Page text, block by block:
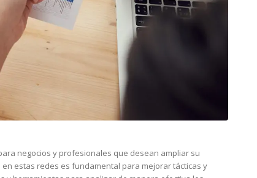
negocios y profesionales que desean ampliar su
estas redes es fundamental para mejorar tácticas y